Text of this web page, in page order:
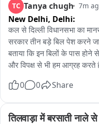
इन दोनों मामलों के सामने आने के
की विश्वसनीयता और
हालांकि संबंधित अधिकारियों ने
आश्वासन दिया है, लेकिन अब
तक मिल पाती है।
TC Tanya chugh 7m
New Delhi, Delhi:
कल से दिल्ली विधानसभा का
सरकार तीन बड़े बिल पेश करने जा
बताया कि इन बिलों के पास होने
और विपक्ष से भी हम आग्रह करते
hour हुए थे जो वह हम पर सवाल
0 0 Share
तिलवाड़ा में बरसाती नाले